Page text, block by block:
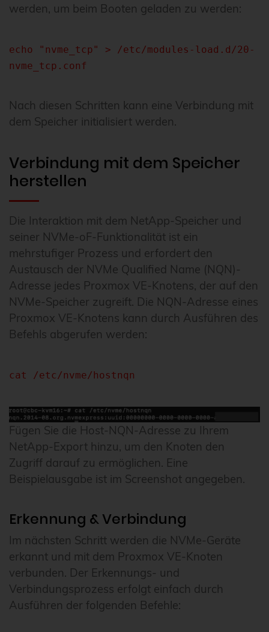
werden, um beim Booten geladen zu werden:
echo "nvme_tcp" > /etc/modules-load.d/20-
nvme_tcp.conf
Nach diesen Schritten kann eine Verbindung mit
dem Speicher initialisiert werden.
Verbindung mit dem Speicher
herstellen
Die Interaktion mit dem NetApp-Speicher und
seiner NVMe-oF-Funktionalität ist ein
mehrstufiger Prozess und erfordert den
Austausch der NVMe Qualified Name (NQN)-
Adresse jedes Proxmox VE-Knotens, der auf den
NVMe-Speicher zugreift. Die NQN-Adresse eines
Proxmox VE-Knotens kann durch Ausführen des
Befehls abgerufen werden:
cat /etc/nvme/hostnqn
Fügen Sie die Host-NQN-Adresse zu Ihrem
NetApp-Export hinzu, um den Knoten den
Zugriff darauf zu ermöglichen. Eine
Beispielausgabe ist im Screenshot angegeben.
Erkennung & Verbindung
Im nächsten Schritt werden die NVMe-Geräte
erkannt und mit dem Proxmox VE-Knoten
verbunden. Der Erkennungs- und
Verbindungsprozess erfolgt einfach durch
Ausführen der folgenden Befehle: